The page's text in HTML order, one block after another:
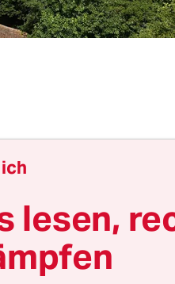
Vize-Landrat des
und der NPD-
Nach Recherchen
Witschas Anfang
Marco
Nachfolger Jürgen
lesen,